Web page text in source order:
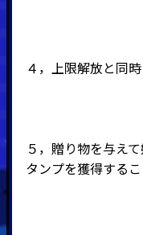
４，上限解放と同
５，贈り物を与え
タンプを獲得する